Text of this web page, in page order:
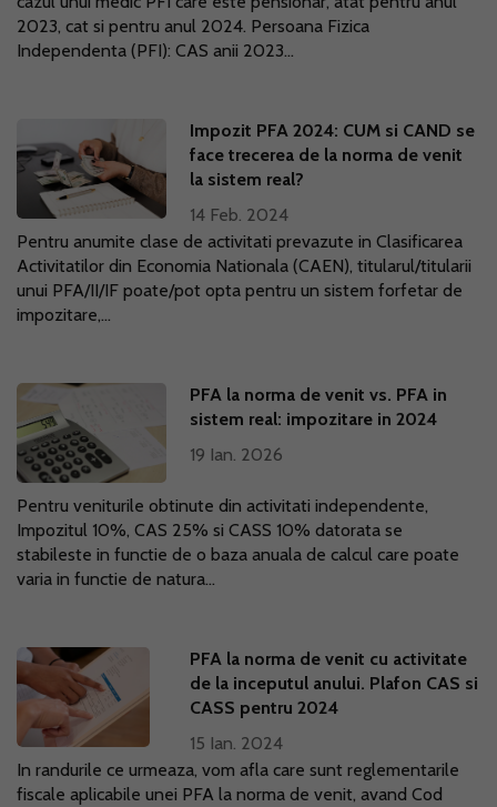
2023, cat si pentru anul 2024. Persoana Fizica
Independenta (PFI): CAS anii 2023...
Impozit PFA 2024: CUM si CAND se
face trecerea de la norma de venit
la sistem real?
14 Feb. 2024
Pentru anumite clase de activitati prevazute in Clasificarea
Activitatilor din Economia Nationala (CAEN), titularul/titularii
unui PFA/II/IF poate/pot opta pentru un sistem forfetar de
impozitare,...
PFA la norma de venit vs. PFA in
sistem real: impozitare in 2024
19 Ian. 2026
Pentru veniturile obtinute din activitati independente,
Impozitul 10%, CAS 25% si CASS 10% datorata se
stabileste in functie de o baza anuala de calcul care poate
varia in functie de natura...
PFA la norma de venit cu activitate
de la inceputul anului. Plafon CAS si
CASS pentru 2024
15 Ian. 2024
In randurile ce urmeaza, vom afla care sunt reglementarile
fiscale aplicabile unei PFA la norma de venit, avand Cod